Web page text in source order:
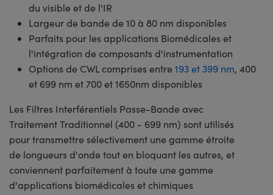
du visible et de l'IR
Largeur de bande de 10 à 80 nm disponibles
Parfaits pour les applications Biomédicales et
l'intégration de composants d'instrumentation
Options de CWL comprises entre193 et 399 nm, 400
et 699 nm et 700 et 1650nm disponibles
Les Filtres Interférentiels Passe-Bande avec
Traitement Traditionnel (400 - 699 nm) sont utilisés
pour transmettre sélectivement une gamme étroite
de longueurs d'onde tout en bloquant les autres, et
conviennent parfaitement à toute une gamme
d'applications biomédicales et chimiques